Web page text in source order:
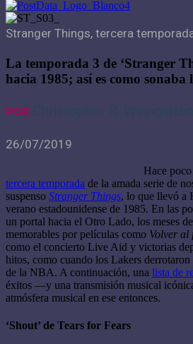
Stranger Things, tercera
La temporada 3 de ‘Stranger
hacia 1985; así es como sonaba
POR
26/07/2019
Hace
tercera temporada de la amada serie de
suspenso Stranger Things, lo que llevó a
verano estadounidense de 1985. En las
un portal hacia el Otro Lado, los meses
memorables por películas como Volver al
como el concierto Live Aid y victorias
hitos, como cuando los Lakers
de la NBA. A continuación, una lista de
éxitos —y una transmisión musical
atmósfera musical en ese entonces.
‘Shout’ de Tears for Fears